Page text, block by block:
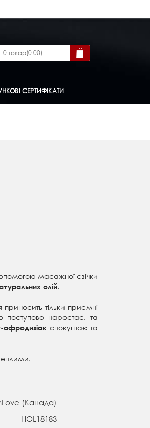
0товар(0.00)
СЕРТИФІКАТИ
масажної свічки
олій.
тільки приємні
поступово наростає, та
спокушає та
(Канада)
HOL18183